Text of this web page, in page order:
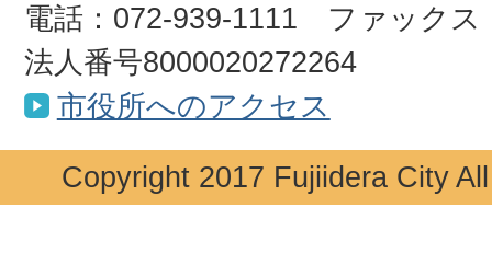
電話：072-939-1111 ファックス
法人番号8000020272264
市役所へのアクセス
Copyright 2017 Fujiidera City